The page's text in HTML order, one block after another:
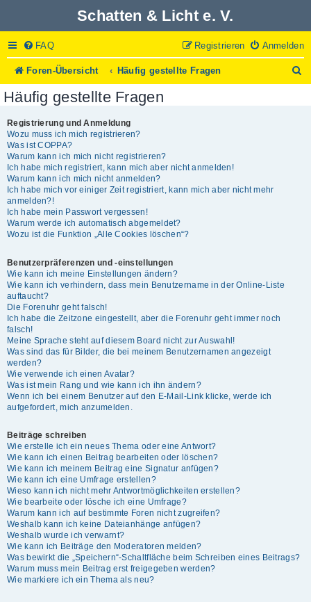
Schatten & Licht e. V.
FAQ Anmelden
Registrieren
Foren-Übersicht Häufig gestellte Fragen
u
Häufig gestellte Fragen
Registrierung und Anmeldung
Wozu muss ich mich registrieren?
Was ist COPPA?
Warum kann ich mich nicht registrieren?
Ich habe mich registriert, kann mich aber nicht anmelden!
Warum kann ich mich nicht anmelden?
Ich habe mich vor einiger Zeit registriert, kann mich aber nicht mehr
anmelden?!
Ich habe mein Passwort vergessen!
Warum werde ich automatisch abgemeldet?
Wozu ist die Funktion „Alle Cookies löschen“?
Benutzerpräferenzen und -einstellungen
Wie kann ich meine Einstellungen ändern?
Wie kann ich verhindern, dass mein Benutzername in der Online-Liste
auftaucht?
Die Forenuhr geht falsch!
Ich habe die Zeitzone eingestellt, aber die Forenuhr geht immer noch
falsch!
Meine Sprache steht auf diesem Board nicht zur Auswahl!
Was sind das für Bilder, die bei meinem Benutzernamen angezeigt
werden?
Wie verwende ich einen Avatar?
Was ist mein Rang und wie kann ich ihn ändern?
Wenn ich bei einem Benutzer auf den E-Mail-Link klicke, werde ich
aufgefordert, mich anzumelden.
Beiträge schreiben
Wie erstelle ich ein neues Thema oder eine Antwort?
Wie kann ich einen Beitrag bearbeiten oder löschen?
Wie kann ich meinem Beitrag eine Signatur anfügen?
Wie kann ich eine Umfrage erstellen?
Wieso kann ich nicht mehr Antwortmöglichkeiten erstellen?
Wie bearbeite oder lösche ich eine Umfrage?
Warum kann ich auf bestimmte Foren nicht zugreifen?
Weshalb kann ich keine Dateianhänge anfügen?
Weshalb wurde ich verwarnt?
Wie kann ich Beiträge den Moderatoren melden?
Was bewirkt die „Speichern“-Schaltfläche beim Schreiben eines Beitrags?
Warum muss mein Beitrag erst freigegeben werden?
Wie markiere ich ein Thema als neu?